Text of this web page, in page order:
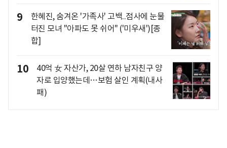
9
한혜진, 숨겨온 '가족사' 고백..점사에 눈물
터진 모녀 "아파도 못 쉬어" ('미우새')[종
합]
10
40억 女 자산가, 20살 연하 남자친구 양
자로 입양했는데…보험 살인 계획(내사
패)